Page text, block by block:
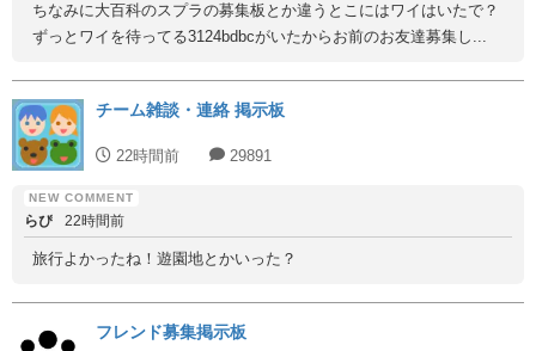
ちなみに大百科のスプラの募集板とか違うとこにはワイはいたで？
ずっとワイを待ってる3124bdbcがいたからお前のお友達募集し...
チーム雑談・連絡 掲示板
22時間前 29891
らぴ 22時間前
旅行よかったね！遊園地とかいった？
フレンド募集掲示板